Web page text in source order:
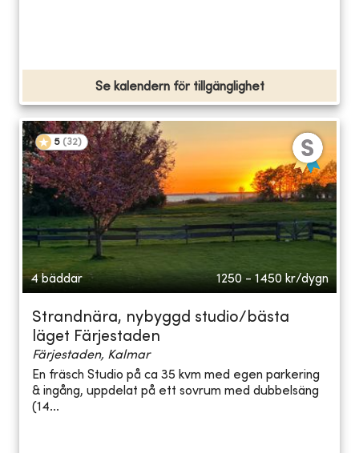
Se kalendern för tillgänglighet
5 (32)
4 bäddar 1250 - 1450 kr/dygn
Strandnära, nybyggd studio/bästa
läget Färjestaden
Färjestaden, Kalmar
En fräsch Studio på ca 35 kvm med egen parkering
& ingång, uppdelat på ett sovrum med dubbelsäng
(14...